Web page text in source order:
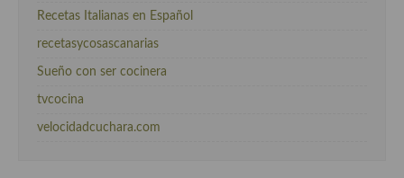
Recetas Italianas en Español
recetasycosascanarias
Sueño con ser cocinera
tvcocina
velocidadcuchara.com